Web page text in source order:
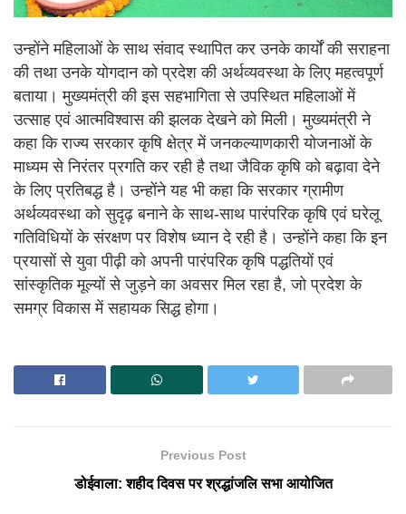
उन्होंने महिलाओं के साथ संवाद स्थापित कर उनके कार्यों की सराहना
की तथा उनके योगदान को प्रदेश की अर्थव्यवस्था के लिए महत्वपूर्ण
बताया। मुख्यमंत्री की इस सहभागिता से उपस्थित महिलाओं में
उत्साह एवं आत्मविश्वास की झलक देखने को मिली। मुख्यमंत्री ने
कहा कि राज्य सरकार कृषि क्षेत्र में जनकल्याणकारी योजनाओं के
माध्यम से निरंतर प्रगति कर रही है तथा जैविक कृषि को बढ़ावा देने
के लिए प्रतिबद्ध है। उन्होंने यह भी कहा कि सरकार ग्रामीण
अर्थव्यवस्था को सुदृढ़ बनाने के साथ-साथ पारंपरिक कृषि एवं घरेलू
गतिविधियों के संरक्षण पर विशेष ध्यान दे रही है। उन्होंने कहा कि इन
प्रयासों से युवा पीढ़ी को अपनी पारंपरिक कृषि पद्धतियों एवं
सांस्कृतिक मूल्यों से जुड़ने का अवसर मिल रहा है, जो प्रदेश के
समग्र विकास में सहायक सिद्ध होगा।
Previous Post
डोईवाला: शहीद दिवस पर श्रद्धांजलि सभा आयोजित